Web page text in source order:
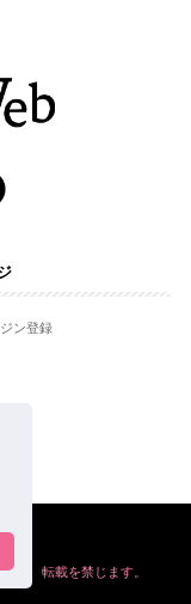
ン登録
写、転載を禁じます。